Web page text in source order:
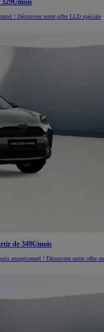
mois
! Découvrez notre offre LLD spéciale
de 349€/mois
exceptionnel ! Découvrez notre offre en